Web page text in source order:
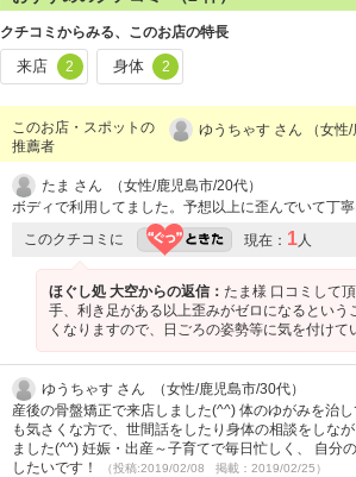
クチコミからみる、このお店の特長
来店 2 身体 2
このお店・スポットの
推薦者
ゆうちゃす さん （女性/
たま さん （女性/鹿児島市/20代）
ボディで利用してました。予想以上に歪んでいて丁
このクチコミに 現在： 1 人
ほぐし処 大空からの返信： たま様 口コミして
手、利き足がある以上歪みがゼロになるとい
くなりますので、日ごろの姿勢等に気を付け
ゆうちゃす さん （女性/鹿児島市/30代）
産後の骨盤矯正で来店しました(^^) 体のゆがみを治
も気さくな方で、世間話をしたり身体の相談をしな
ました(^^) 妊娠・出産～子育てで毎日忙しく、 自分
したいです！
（投稿:2019/02/08 掲載：2019/02/25）